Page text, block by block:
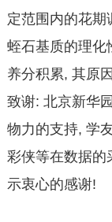
定范围内的花期
蛭石基质的理化
养分积累, 其原
致谢: 北京新华
物力的支持, 学
彩侠等在数据的
示衷心的感谢!